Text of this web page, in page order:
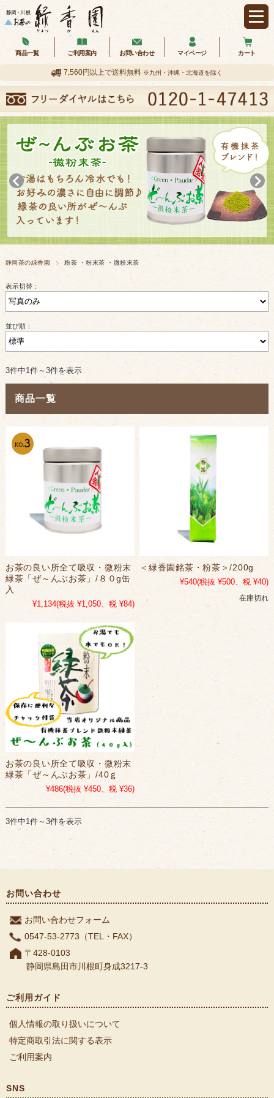
7,560円以上で送料無料 ※九州・沖縄・北海道を除く
商品一覧 ご利用案内 お問い合わせ マイページ カート
静岡茶の緑香園 粉茶 ・粉末茶 ・微粉末茶
表示切替：
並び順：
3件中1件～3件を表示
商品一覧
お茶の良い所全て吸収・微粉末
緑茶「ぜ～んぶお茶」/８０g缶
入
¥1,134(税抜 ¥1,050、税 ¥84)
＜緑香園銘茶・粉茶＞/200g
¥540(税抜 ¥500、税 ¥40)
在庫切れ
お茶の良い所全て吸収・微粉末
緑茶「ぜ～んぶお茶」/40ｇ
¥486(税抜 ¥450、税 ¥36)
3件中1件～3件を表示
お問い合わせ
お問い合わせフォーム
0547-53-2773（TEL・FAX）
〒428-0103
静岡県島田市川根町身成3217-3
ご利用ガイド
個人情報の取り扱いについて
特定商取引法に関する表示
ご利用案内
SNS